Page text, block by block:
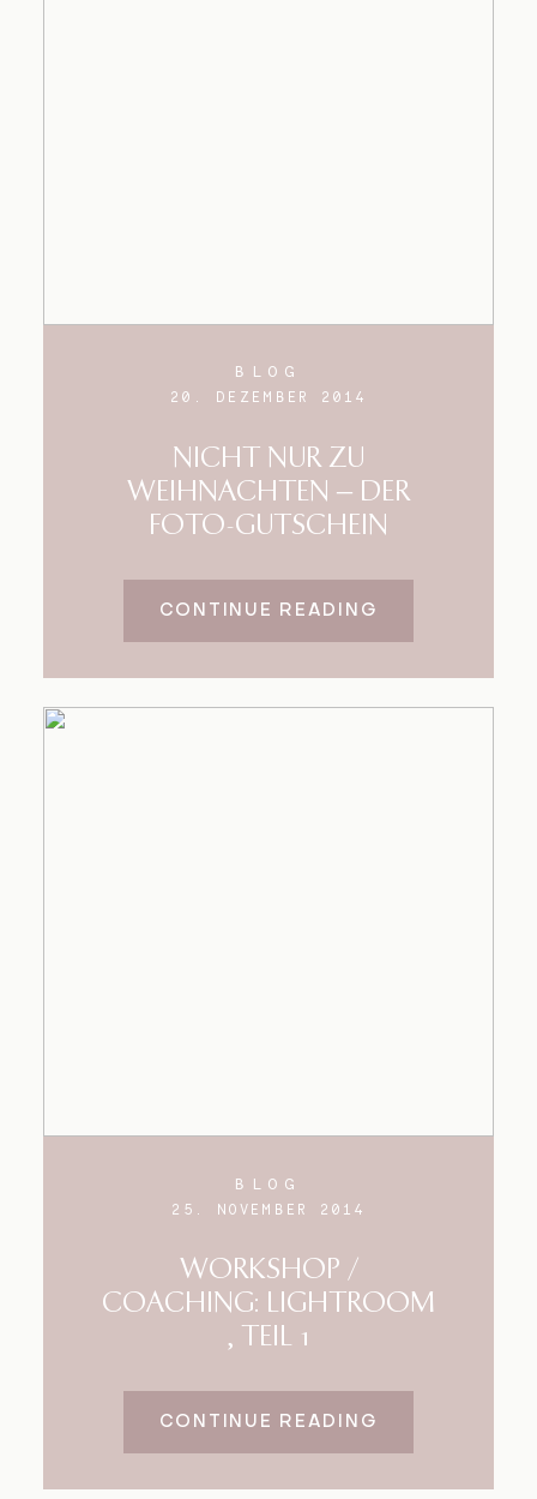
BLOG
20. DEZEMBER 2014
NICHT NUR ZU
WEIHNACHTEN – DER
FOTO-GUTSCHEIN
CONTINUE READING
BLOG
25. NOVEMBER 2014
WORKSHOP /
COACHING: LIGHTROOM
, TEIL 1
CONTINUE READING